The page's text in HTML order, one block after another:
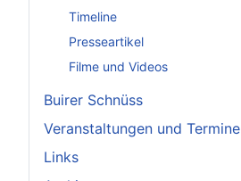
Timeline
Presseartikel
Filme und Videos
Buirer Schnüss
Veranstaltungen und Termine
Links